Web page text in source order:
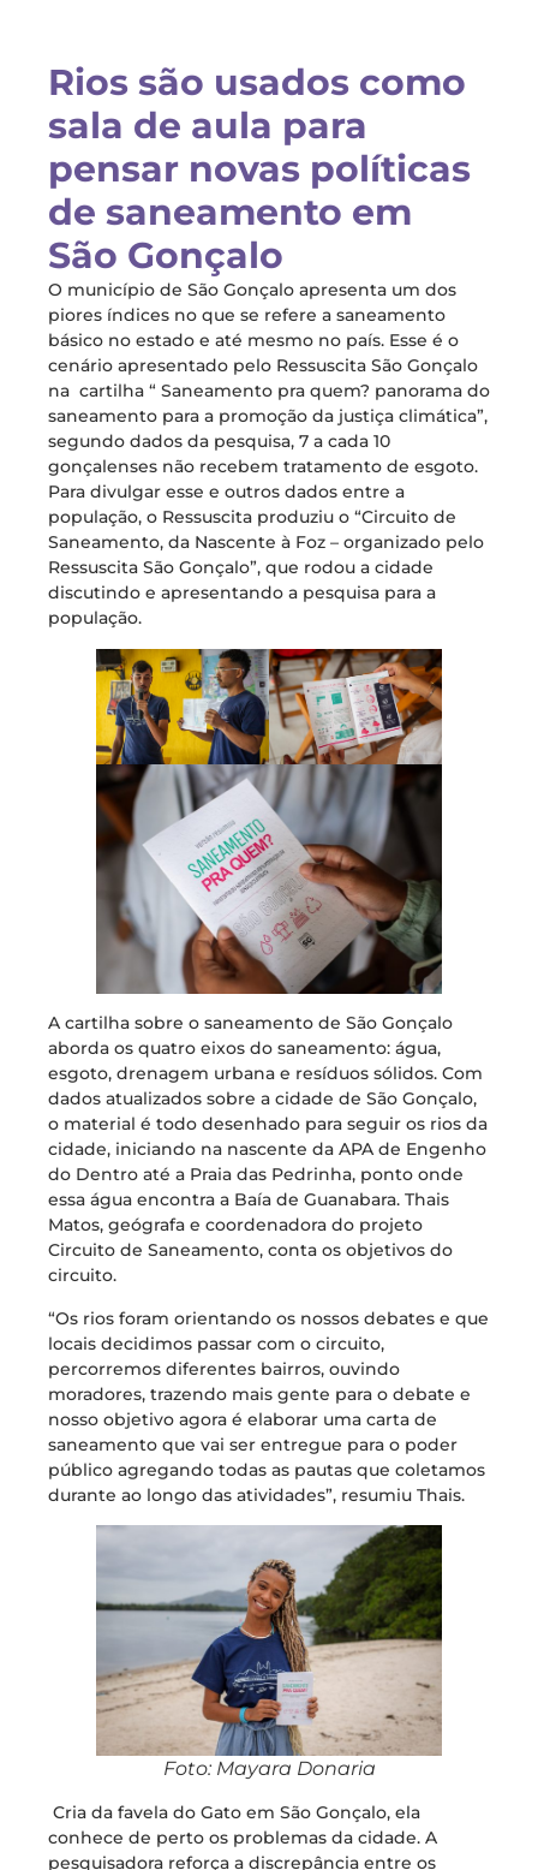
Rios são usados como
sala de aula para
pensar novas políticas
de saneamento em
São Gonçalo
O município de São Gonçalo apresenta um dos
piores índices no que se refere a saneamento
básico no estado e até mesmo no país. Esse é o
cenário apresentado pelo Ressuscita São Gonçalo
na cartilha “ Saneamento pra quem? panorama do
saneamento para a promoção da justiça climática”,
segundo dados da pesquisa, 7 a cada 10
gonçalenses não recebem tratamento de esgoto.
Para divulgar esse e outros dados entre a
população, o Ressuscita produziu o “Circuito de
Saneamento, da Nascente à Foz – organizado pelo
Ressuscita São Gonçalo”, que rodou a cidade
discutindo e apresentando a pesquisa para a
população.
A cartilha sobre o saneamento de São Gonçalo
aborda os quatro eixos do saneamento: água,
esgoto, drenagem urbana e resíduos sólidos. Com
dados atualizados sobre a cidade de São Gonçalo,
o material é todo desenhado para seguir os rios da
cidade, iniciando na nascente da APA de Engenho
do Dentro até a Praia das Pedrinha, ponto onde
essa água encontra a Baía de Guanabara. Thais
Matos, geógrafa e coordenadora do projeto
Circuito de Saneamento, conta os objetivos do
circuito.
“Os rios foram orientando os nossos debates e que
locais decidimos passar com o circuito,
percorremos diferentes bairros, ouvindo
moradores, trazendo mais gente para o debate e
nosso objetivo agora é elaborar uma carta de
saneamento que vai ser entregue para o poder
público agregando todas as pautas que coletamos
durante ao longo das atividades”, resumiu Thais.
Foto: Mayara Donaria
Cria da favela do Gato em São Gonçalo, ela
conhece de perto os problemas da cidade. A
pesquisadora reforça a discrepância entre os